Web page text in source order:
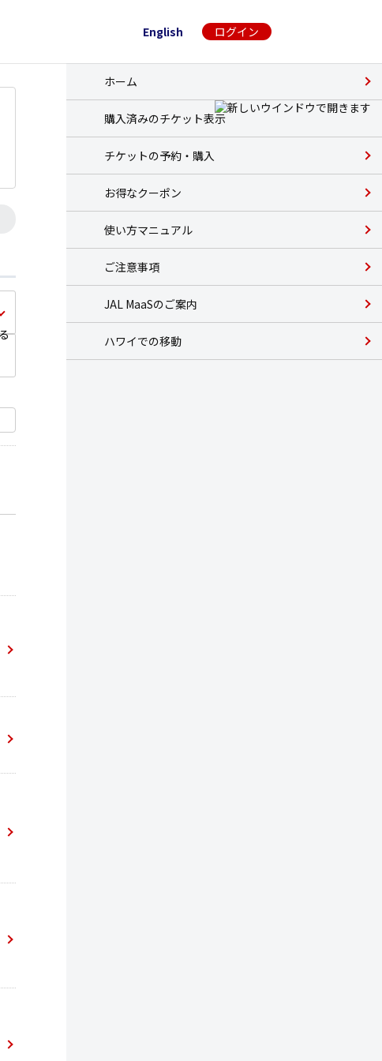
English ログイン
ホーム
購入済みのチケット表示
チケットの予約・購入
お得なクーポン
使い方マニュアル
ご注意事項
JAL MaaSのご案内
ハワイでの移動